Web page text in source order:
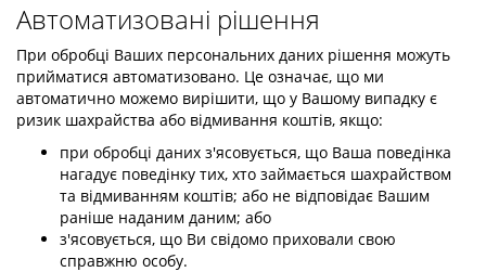
Автоматизовані рішення
При обробці Ваших персональних даних рішення можуть
прийматися автоматизовано. Це означає, що ми
автоматично можемо вирішити, що у Вашому випадку є
ризик шахрайства або відмивання коштів, якщо:
при обробці даних з'ясовується, що Ваша поведінка
нагадує поведінку тих, хто займається шахрайством
та відмиванням коштів; або не відповідає Вашим
раніше наданим даним; або
з'ясовується, що Ви свідомо приховали свою
справжню особу.